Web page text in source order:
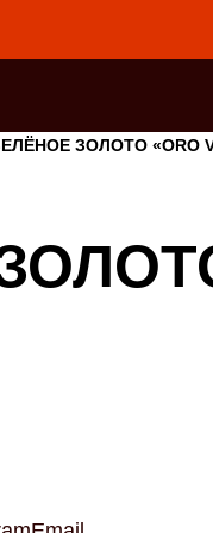
ЗОЛОТО «ORO